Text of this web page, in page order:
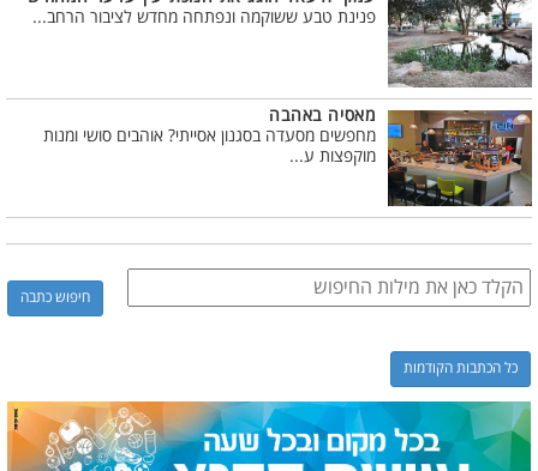
פנינת טבע ששוקמה ונפתחה מחדש לציבור הרחב...
מאסיה באהבה
מחפשים מסעדה בסגנון אסייתי? אוהבים סושי ומנות
מוקפצות ע...
כל הכתבות הקודמות